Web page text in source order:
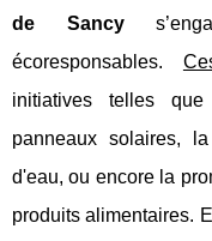
de Sancy
écoresponsables.
initiatives telles
panneaux solaires,
d'eau, ou encore la
produits alimentaires.